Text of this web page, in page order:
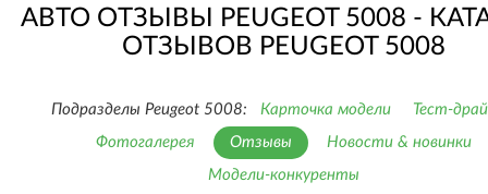
АВТО ОТЗЫВЫ PEUGEOT 5008 -
ОТЗЫВОВ PEUGEOT 5008
Подразделы Peugeot 5008: Карточка модели
Тест-
Фотогалерея
Отзывы
Новости & новинки
Модели-конкуренты